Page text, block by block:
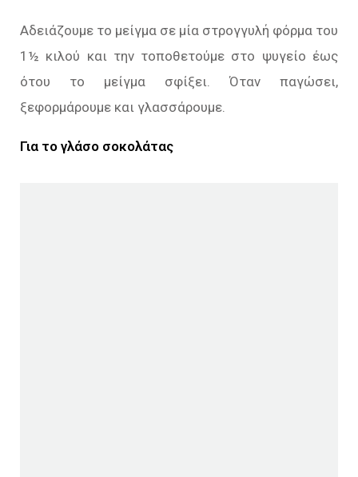
Αδειάζουμε το μείγμα σε μία στρογγυλή φόρμα του
1½ κιλού και την τοποθετούμε στο ψυγείο έως
ότου το μείγμα σφίξει. Όταν παγώσει,
ξεφορμάρουμε και γλασσάρουμε.
Για το γλάσο σοκολάτας